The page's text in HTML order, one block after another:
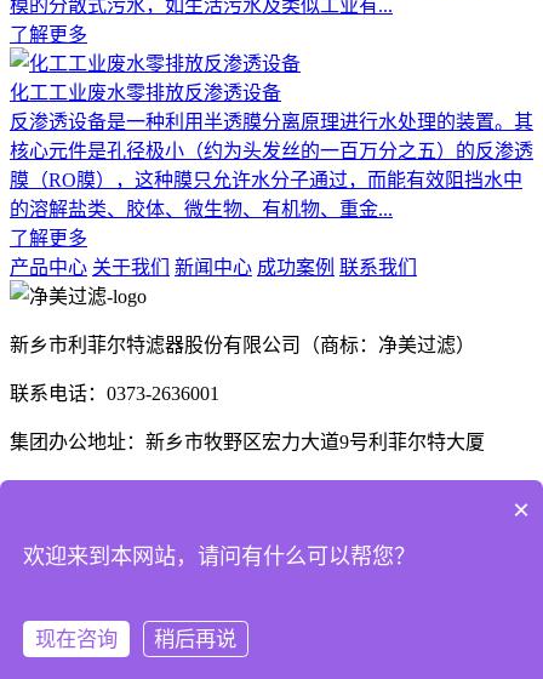
模的分散式污水，如生活污水及类似工业有...
了解更多
化工工业废水零排放反渗透设备
反渗透设备是一种利用半透膜分离原理进行水处理的装置。其
核心元件是孔径极小（约为头发丝的一百万分之五）的反渗透
膜（RO膜），这种膜只允许水分子通过，而能有效阻挡水中
的溶解盐类、胶体、微生物、有机物、重金...
了解更多
产品中心 关于我们 新闻中心 成功案例 联系我们
新乡市利菲尔特滤器股份有限公司（商标：净美过滤）
联系电话：0373-2636001
集团办公地址：新乡市牧野区宏力大道9号利菲尔特大厦
河南省商丘市梁园区晨风大道1号
Copyright © 2025 利菲尔特（商标：净美过滤） 版权所有
×
欢迎来到本网站，请问有什么可以帮您？
现在咨询 稍后再说